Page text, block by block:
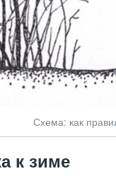
Схема: как
к зиме